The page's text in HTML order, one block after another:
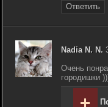
Ответить
Nadia N. N.
Очень
городишки